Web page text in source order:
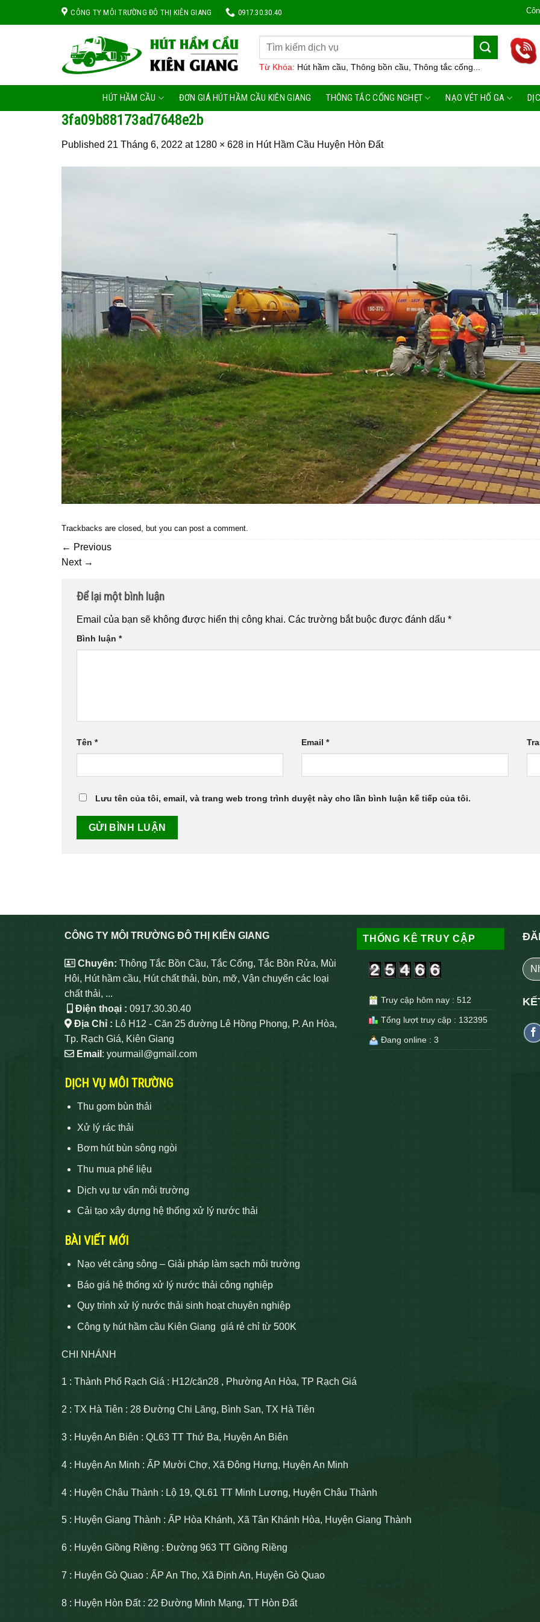
CÔNG TY MÔI TRƯỜNG ĐÔ THỊ KIÊN GIANG 0917.30.30.40 Công Ty Môi
Từ Khóa: Hút hầm cầu, Thông bồn cầu, Thông tắc cống...
HÚT HẦM CẦU ĐƠN GIÁ HÚT HẦM CẦU KIÊN GIANG THÔNG TẮC CỐNG NGHẸT NẠO VÉT HỐ GA
3fa09b88173ad7648e2b
Published 21 Tháng 6, 2022 at 1280 × 628 in Hút Hầm Cầu Huyện Hòn Đất
Trackbacks are closed, but you can post a comment
← Previous
Next →
Để lại một bình luận
Email của bạn sẽ không được hiển thị công khai. Các trường bắt buộc được đánh dấu *
Bình luận *
Tên * Email*
Lưu tên của tôi, email, và trang web trong trình duyệt này cho lần bình luận kế tiếp của tôi.
CÔNG TY MÔI TRƯỜNG ĐÔ THỊ KIÊN GIANG
Chuyên: Thông Tắc Bồn Cầu, Tắc Cống, Tắc Bồn Rửa, Mùi
Hôi, Hút hầm cầu, Hút chất thải, bùn, mỡ, Vận chuyển các loại
chất thải, ...
Điện thoại : 0917.30.30.40
Địa Chỉ : Lô H12 - Căn 25 đường Lê Hồng Phong, P. An Hòa,
Tp. Rạch Giá, Kiên Giang
Email : yourmail@gmail.com
DỊCH VỤ MÔI TRƯỜNG
Thu gom bùn thải
Xử lý rác thải
Bơm hút bùn sông ngòi
Thu mua phế liệu
Dịch vụ tư vấn môi trường
Cải tạo xây dựng hệ thống xử lý nước thải
BÀI VIẾT MỚI
Nạo vét cảng sông – Giải pháp làm sạch môi trường
Báo giá hệ thống xử lý nước thải công nghiệp
Quy trình xử lý nước thải sinh hoạt chuyên nghiệp
Công ty hút hầm cầu Kiên Giang giá rẻ chỉ từ 500K
THỐNG KÊ TRUY CẬP
Truy cập hôm nay : 512
Tổng lượt truy cập : 132395
Đang online : 3
CHI NHÁNH
1 : Thành Phố Rạch Giá : H12/căn28 , Phường An Hòa, TP Rạch Giá
2 : TX Hà Tiên : 28 Đường Chi Lăng, Bình San, TX Hà Tiên
3 : Huyện An Biên : QL63 TT Thứ Ba, Huyện An Biên
4 : Huyện An Minh : ẤP Mười Chợ, Xã Đông Hưng, Huyện An Minh
4 : Huyện Châu Thành : Lộ 19, QL61 TT Minh Lương, Huyện Châu Thành
5 : Huyện Giang Thành : ẤP Hòa Khánh, Xã Tân Khánh Hòa, Huyện Giang Thành
6 : Huyện Giồng Riềng : Đường 963 TT Giồng Riềng
7 : Huyện Gò Quao : ẤP An Thọ, Xã Định An, Huyện Gò Quao
8 : Huyện Hòn Đất : 22 Đường Minh Mạng, TT Hòn Đất